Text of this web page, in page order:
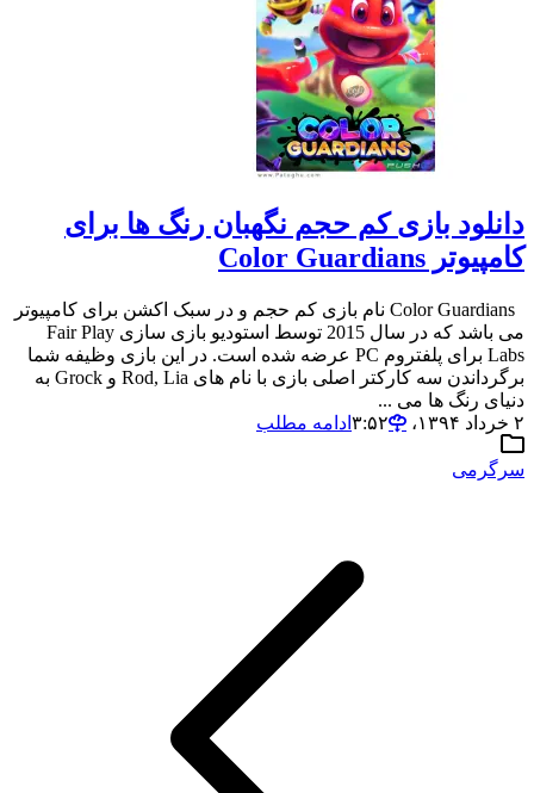
دانلود بازی کم حجم نگهبان رنگ ها برای
کامپیوتر Color Guardians
Color Guardians نام بازی کم حجم و در سبک اکشن برای کامپیوتر
می باشد که در سال 2015 توسط استودیو بازی سازی Fair Play
Labs برای پلفتروم PC عرضه شده است. در این بازی وظیفه شما
برگرداندن سه کارکتر اصلی بازی با نام های Rod, Lia و Grock به
دنیای رنگ ها می ...
۲ خرداد ۱۳۹۴،‏ ۳:۵۲
ادامه مطلب
سرگرمی